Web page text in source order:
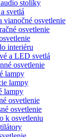
stolíky
svetlá
vianočné osvetlenie
osvetlenie
interiéru
a LED svetlá
osvetlenie
lampy
lampy
lampy
osvetlenie
osvetlenie
k osvetleniu